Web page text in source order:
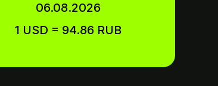
06.08.2026
1 USD = 94.86 RUB